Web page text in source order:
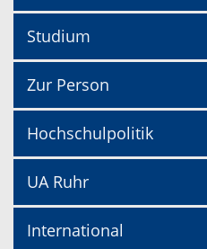
Studium
Zur Person
Hochschulpolitik
UA Ruhr
International